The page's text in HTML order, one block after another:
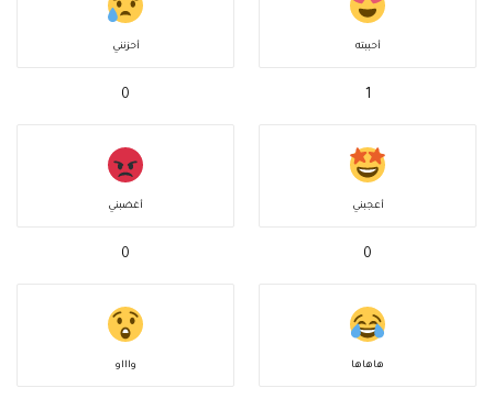
أحببته
1
أحزنني
0
أعجبني
0
أغضبني
0
هاهاها واااو